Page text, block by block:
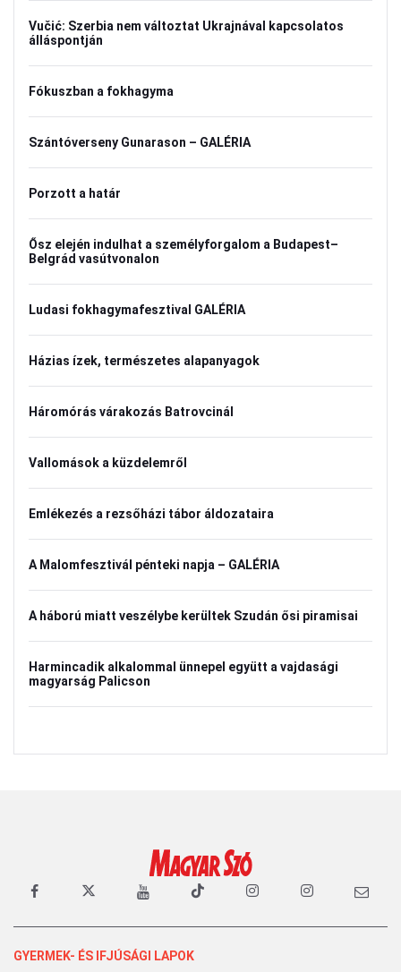
Vučić: Szerbia nem változtat Ukrajnával kapcsolatos
álláspontján
Fókuszban a fokhagyma
Szántóverseny Gunarason – GALÉRIA
Porzott a határ
Ősz elején indulhat a személyforgalom a Budapest–
Belgrád vasútvonalon
Ludasi fokhagymafesztival GALÉRIA
Házias ízek, természetes alapanyagok
Háromórás várakozás Batrovcinál
Vallomások a küzdelemről
Emlékezés a rezsőházi tábor áldozataira
A Malomfesztivál pénteki napja – GALÉRIA
A háború miatt veszélybe kerültek Szudán ősi piramisai
Harmincadik alkalommal ünnepel együtt a vajdasági
magyarság Palicson
GYERMEK- ÉS IFJÚSÁGI LAPOK